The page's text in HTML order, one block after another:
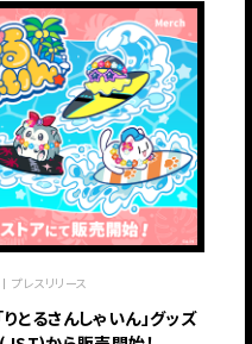
プレスリリース
とるさんしゃいん」グッズ